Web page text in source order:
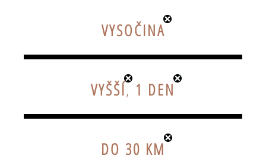
VYSOČINA
VYŠŠÍ, 1 DEN
DO 30 KM